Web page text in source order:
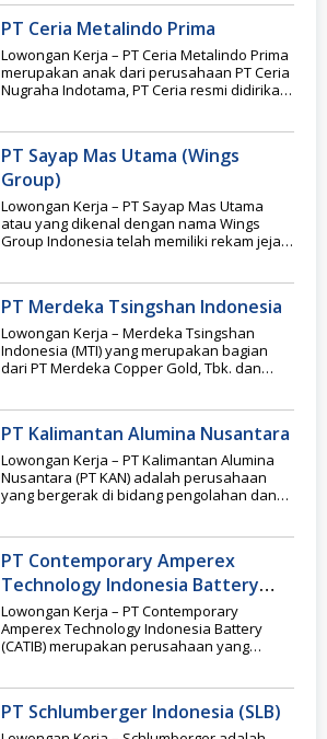
PT Ceria Metalindo Prima
Lowongan Kerja – PT Ceria Metalindo Prima
merupakan anak dari perusahaan PT Ceria
Nugraha Indotama, PT Ceria resmi didirikan
PT Sayap Mas Utama (Wings
Group)
Lowongan Kerja – PT Sayap Mas Utama
atau yang dikenal dengan nama Wings
Group Indonesia telah memiliki rekam jejak
PT Merdeka Tsingshan Indonesia
Lowongan Kerja – Merdeka Tsingshan
Indonesia (MTI) yang merupakan bagian
dari PT Merdeka Copper Gold, Tbk. dan
PT Kalimantan Alumina Nusantara
Lowongan Kerja – PT Kalimantan Alumina
Nusantara (PT KAN) adalah perusahaan
yang bergerak di bidang pengolahan dan
PT Contemporary Amperex
Technology Indonesia Battery
(CATIB)
Lowongan Kerja – PT Contemporary
Amperex Technology Indonesia Battery
(CATIB) merupakan perusahaan yang
PT Schlumberger Indonesia (SLB)